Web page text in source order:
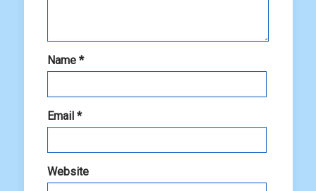
Name *
Email *
Website